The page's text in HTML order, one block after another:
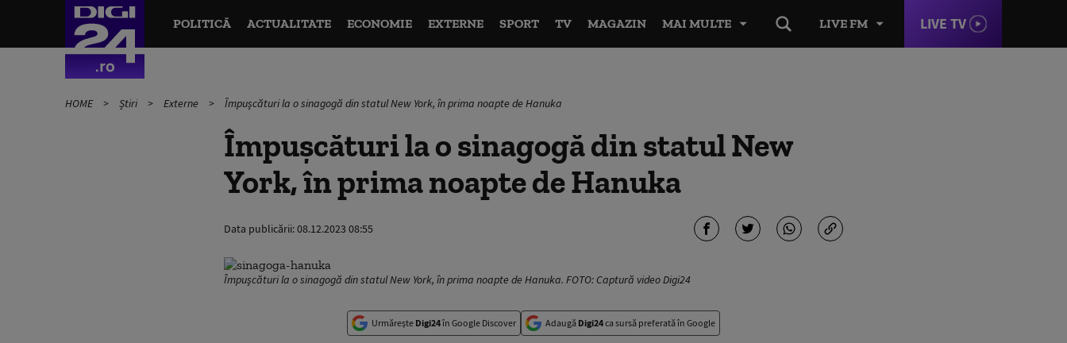
LIVE FM LIVE TV
POLITICĂ ACTUALITATE ECONOMIE EXTERNE SPORT TV MAGAZIN MAI MULTE
HOME Știri Externe Împușcături la o sinagogă din statul New York, în prima noapte de Hanuka
Împușcături la o sinagogă din statul New
York, în prima noapte de Hanuka
Data publicării:08.12.2023 08:55
Împușcături la o sinagogă din statul New York, în prima noapte de Hanuka. FOTO: Captură video Digi24
Urmărește Digi24în Google Discover Adaugă Digi24ca sursă preferată în Google